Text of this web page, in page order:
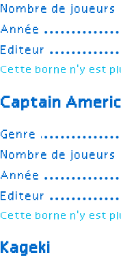
Nombre de joueurs
Année
Editeur
Cette borne n'y est
Captain
Genre
Nombre de joueurs
Année
Editeur
Cette borne n'y est
Kageki